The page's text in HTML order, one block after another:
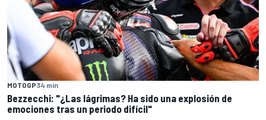
MOTOGP34 min
Bezzecchi: "¿Las lágrimas? Ha sido una explosión de
emociones tras un periodo difícil"